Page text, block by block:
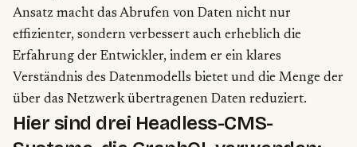
Ansatz macht das Abrufen von Daten nicht nur
effizienter, sondern verbessert auch erheblich die
Erfahrung der Entwickler, indem er ein klares
Verständnis des Datenmodells bietet und die Menge der
über das Netzwerk übertragenen Daten reduziert.
Hier sind drei Headless-CMS-